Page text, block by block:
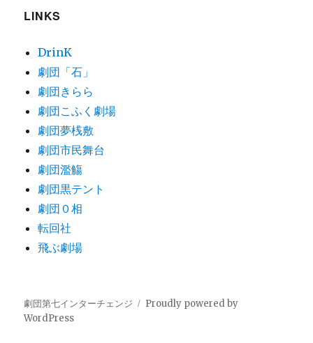
LINKS
DrinK
劇団「石」
劇団きらら
劇団こふく劇場
劇団夢桟敷
劇団市民舞台
劇団濫觴
劇団黒テント
劇団０相
転回社
飛ぶ劇場
劇団第七インターチェンジ
Proudly powered by
WordPress